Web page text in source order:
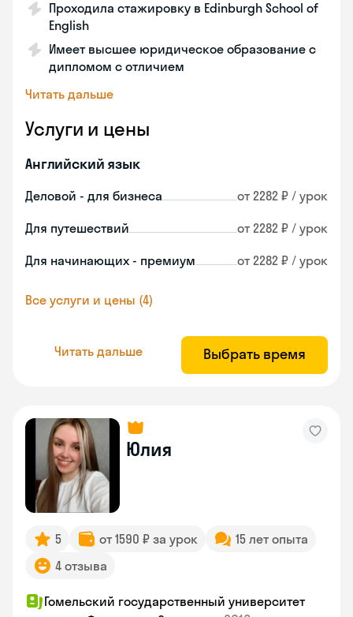
Проходила стажировку в Edinburgh School of
English
Имеет высшее юридическое образование с
дипломом с отличием
Читать дальше
Услуги и цены
Английский язык
Деловой - для бизнеса от 2282 ₽ / урок
Для путешествий от 2282 ₽ / урок
Для начинающих - премиум от 2282 ₽ / урок
Все услуги и цены (4)
Читать дальше Выбрать время
Юлия
5 от 1590 ₽ за урок
15 лет опыта
4 отзыва
Гомельский государственный университет